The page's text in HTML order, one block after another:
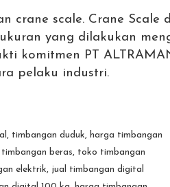
scale. Crane Scale
yang dilakukan
komitmen PT
pelaku industri.